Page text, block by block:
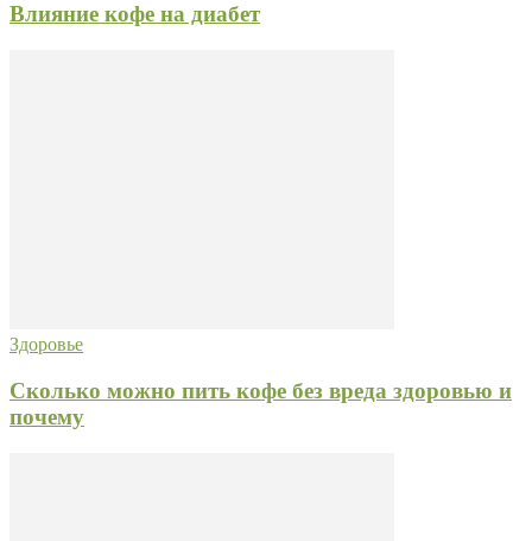
Влияние кофе на диабет
Здоровье
Сколько можно пить кофе без вреда здоровью и
почему